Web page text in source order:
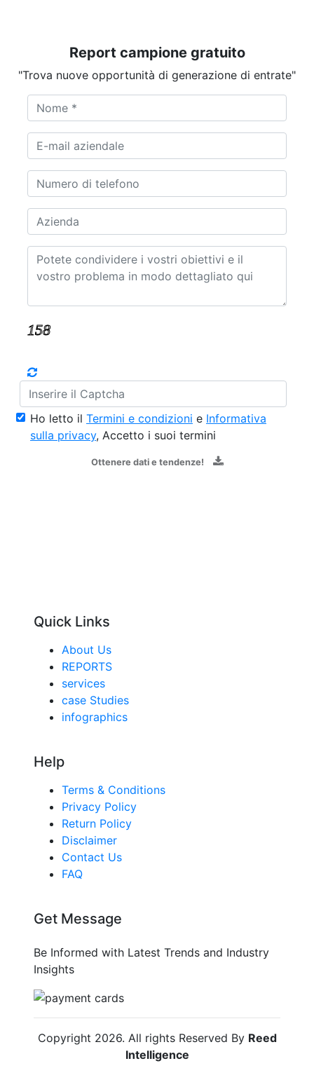
Report campione gratuito
"Trova nuove opportunità di generazione di entrate"
Ho letto il Termini e condizioni e Informativa
sulla privacy, Accetto i suoi termini
Ottenere dati e tendenze!
Quick Links
About Us
REPORTS
services
case Studies
infographics
Help
Terms & Conditions
Privacy Policy
Return Policy
Disclaimer
Contact Us
FAQ
Get Message
Be Informed with Latest Trends and Industry
Insights
Copyright 2026. All rights Reserved By Reed
Intelligence